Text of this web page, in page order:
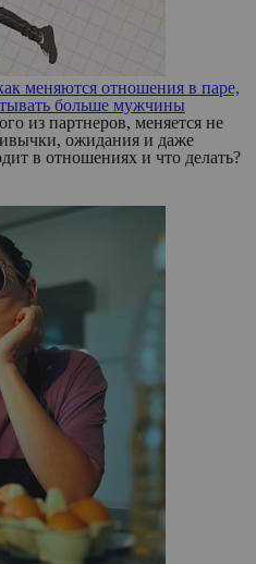
меняются отношения в паре,
больше мужчины
из партнеров, меняется не
ожидания и даже
в отношениях и что делать?